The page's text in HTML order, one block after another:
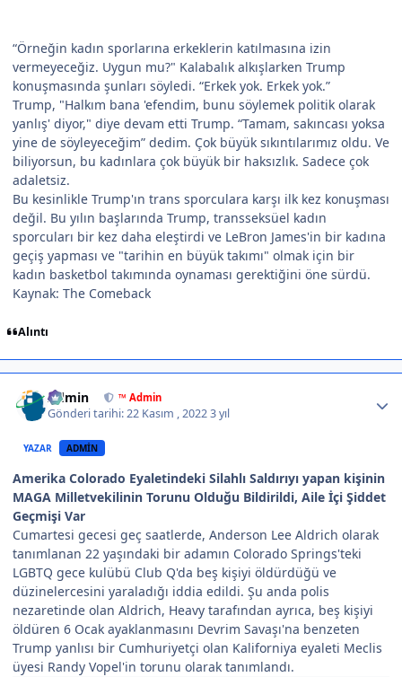
“Örneğin kadın sporlarına erkeklerin katılmasına izin
vermeyeceğiz. Uygun mu?" Kalabalık alkışlarken Trump
konuşmasında şunları söyledi. “Erkek yok. Erkek yok.”
Trump, "Halkım bana 'efendim, bunu söylemek politik olarak
yanlış' diyor," diye devam etti Trump. “Tamam, sakıncası yoksa
yine de söyleyeceğim” dedim. Çok büyük sıkıntılarımız oldu. Ve
biliyorsun, bu kadınlara çok büyük bir haksızlık. Sadece çok
adaletsiz.
Bu kesinlikle Trump'ın trans sporculara karşı ilk kez konuşması
değil. Bu yılın başlarında Trump, transseksüel kadın
sporcuları bir kez daha eleştirdi ve LeBron James'in bir kadına
geçiş yapması ve "tarihin en büyük takımı" olmak için bir
kadın basketbol takımında oynaması gerektiğini öne sürdü.
Kaynak: The Comeback
Alıntı
Admin ™ Admin
Gönderi tarihi:22 Kasım , 20223 yıl
YAZAR ADMIN
Amerika Colorado Eyaletindeki Silahlı Saldırıyı yapan kişinin
MAGA Milletvekilinin Torunu Olduğu Bildirildi, Aile İçi Şiddet
Geçmişi Var
Cumartesi gecesi geç saatlerde, Anderson Lee Aldrich olarak
tanımlanan 22 yaşındaki bir adamın Colorado Springs'teki
LGBTQ gece kulübü Club Q'da beş kişiyi öldürdüğü ve
düzinelercesini yaraladığı iddia edildi. Şu anda polis
nezaretinde olan Aldrich, Heavy tarafından ayrıca, beş kişiyi
öldüren 6 Ocak ayaklanmasını Devrim Savaşı'na benzeten
Trump yanlısı bir Cumhuriyetçi olan Kaliforniya eyaleti Meclis
üyesi Randy Vopel'in torunu olarak tanımlandı.